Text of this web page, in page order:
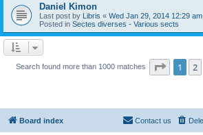
Daniel Kimon
Last post by Libris « Wed Jan 29, 2014 12:29 am
Posted in Sectes diverses - Various sects
Search found more than 1000 matches Page 1of
1 2
Board index Contact us